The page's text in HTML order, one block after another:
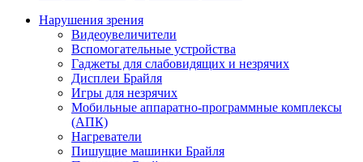
Нарушения зрения
Видеоувеличители
Вспомогательные устройства
Гаджеты для слабовидящих и незрячих
Дисплеи Брайля
Игры для незрячих
Мобильные аппаратно-программные комплексы
(АПК)
Нагреватели
Пишущие машинки Брайля